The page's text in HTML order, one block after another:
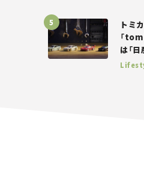
トミ
「
は「
NSX